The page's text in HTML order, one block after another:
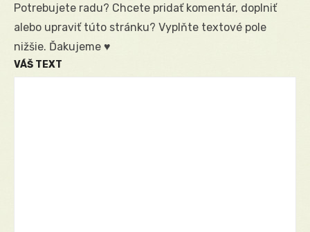
Potrebujete radu? Chcete pridať komentár, doplniť
alebo upraviť túto stránku? Vyplňte textové pole
nižšie. Ďakujeme ♥
VÁŠ TEXT